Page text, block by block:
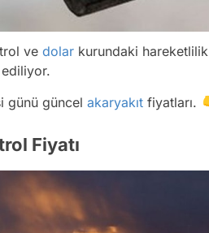
ve dolar kurundaki
günü güncel akaryakıt fiyatları.
Fiyatı